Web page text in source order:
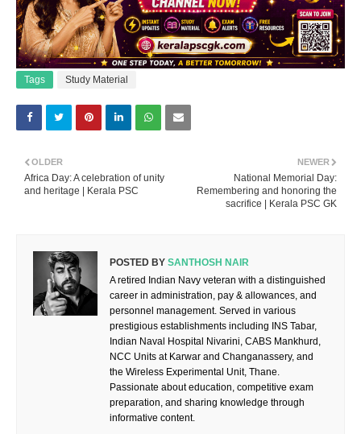
Tags Study Material
NEWER
National Memorial Day:
Remembering and honoring the
sacrifice | Kerala PSC GK
OLDER
Africa Day: A celebration of unity
and heritage | Kerala PSC
POSTED BY SANTHOSH NAIR
A retired Indian Navy veteran with a distinguished
career in administration, pay & allowances, and
personnel management. Served in various
prestigious establishments including INS Tabar,
Indian Naval Hospital Nivarini, CABS Mankhurd,
NCC Units at Karwar and Changanassery, and
the Wireless Experimental Unit, Thane.
Passionate about education, competitive exam
preparation, and sharing knowledge through
informative content.